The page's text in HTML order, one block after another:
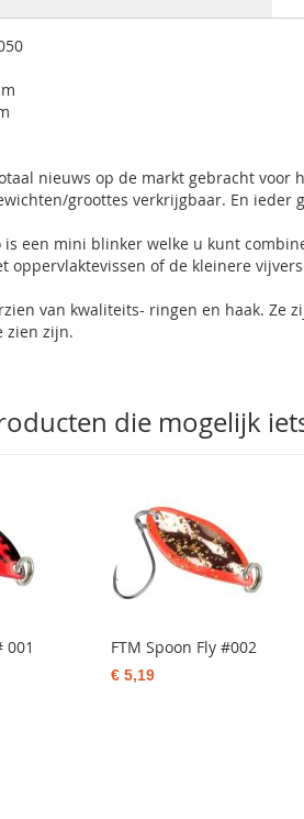
nieuws op de markt gebracht
groottes verkrijgbaar. En ieder
is een mini blinker welke u kunt
oppervlaktevissen of de kleinere
van kwaliteits- ringen en haak.
zien zijn.
die mogelijk
001 FTM Spoon Fly #002
€ 5,19